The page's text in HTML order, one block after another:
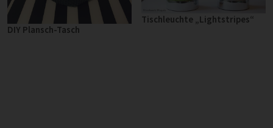
DIY Plansch-Tasch
Tischleuchte „Lightstripes“